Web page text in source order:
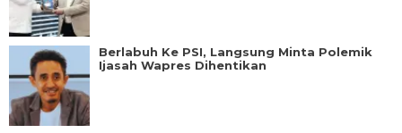
Berlabuh Ke PSI, Langsung Minta Polemik
Ijasah Wapres Dihentikan